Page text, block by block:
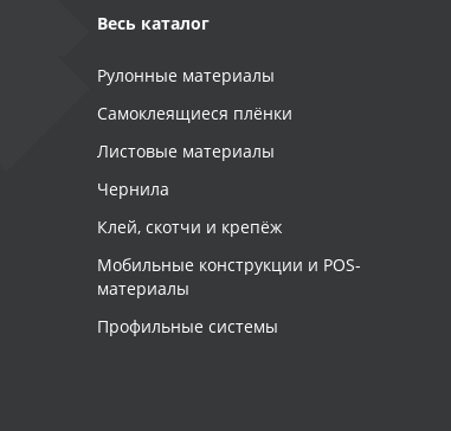
Весь каталог
Рулонные материалы
Самоклеящиеся плёнки
Листовые материалы
Чернила
Клей, скотчи и крепёж
Мобильные конструкции и POS-
материалы
Профильные системы